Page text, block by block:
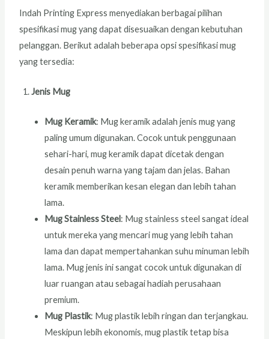
Indah Printing Express menyediakan berbagai pilihan
spesifikasi mug yang dapat disesuaikan dengan kebutuhan
pelanggan. Berikut adalah beberapa opsi spesifikasi mug
yang tersedia:
Jenis Mug
Mug Keramik: Mug keramik adalah jenis mug yang
paling umum digunakan. Cocok untuk penggunaan
sehari-hari, mug keramik dapat dicetak dengan
desain penuh warna yang tajam dan jelas. Bahan
keramik memberikan kesan elegan dan lebih tahan
lama.
Mug Stainless Steel : Mug stainless steel sangat ideal
untuk mereka yang mencari mug yang lebih tahan
lama dan dapat mempertahankan suhu minuman lebih
lama. Mug jenis ini sangat cocok untuk digunakan di
luar ruangan atau sebagai hadiah perusahaan
premium.
Mug Plastik: Mug plastik lebih ringan dan terjangkau.
Meskipun lebih ekonomis, mug plastik tetap bisa